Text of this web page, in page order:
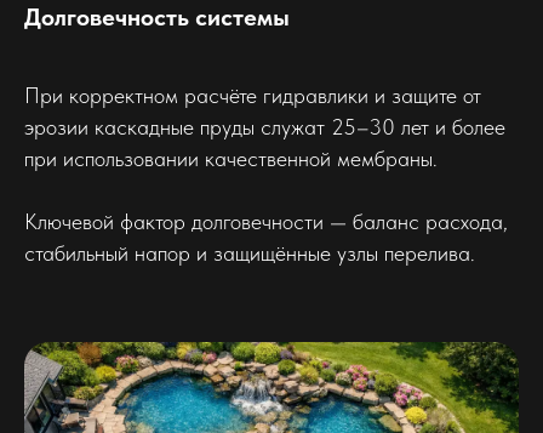
Долговечность системы
При корректном расчёте гидравлики и защите от
эрозии каскадные пруды служат 25–30 лет и более
при использовании качественной мембраны.
Ключевой фактор долговечности — баланс расхода,
стабильный напор и защищённые узлы перелива.